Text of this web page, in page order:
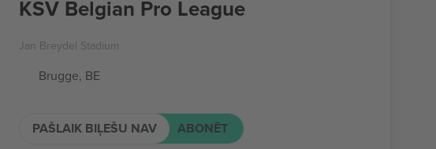
KSV Belgian Pro League
Jan Breydel Stadium
Brugge, BE
PAŠLAIK BIĻEŠU NAV ABONĒT